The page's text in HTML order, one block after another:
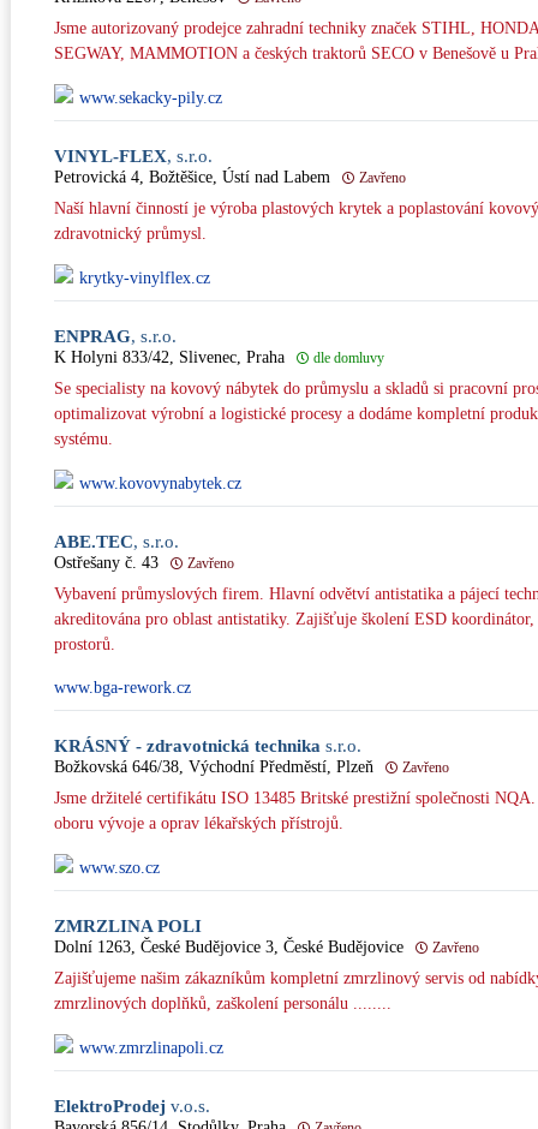
Jsme autorizovaný prodejce zahradní techniky značek STIHL,
SEGWAY, MAMMOTION a českých traktorů SECO v Benešově u
www.sekacky-pily.cz
VINYL-FLEX, s.r.o.
Petrovická 4, Božtěšice, Ústí nad Labem Zavřeno
Naší hlavní činností je výroba plastových krytek a poplastování
zdravotnický průmysl.
krytky-vinylflex.cz
ENPRAG, s.r.o.
K Holyni 833/42, Slivenec, Praha dle domluvy
Se specialisty na kovový nábytek do průmyslu a skladů si pracovní
optimalizovat výrobní a logistické procesy a dodáme kompletní
systému.
www.kovovynabytek.cz
ABE.TEC, s.r.o.
Ostřešany č. 43 Zavřeno
Vybavení průmyslových firem. Hlavní odvětví antistatika a pájecí
akreditována pro oblast antistatiky. Zajišťuje školení ESD
prostorů.
www.bga-rework.cz
KRÁSNÝ - zdravotnická technika s.r.o.
Božkovská 646/38, Východní Předměstí, Plzeň Zavřeno
Jsme držitelé certifikátu ISO 13485 Britské prestižní společnosti
oboru vývoje a oprav lékařských přístrojů.
www.szo.cz
ZMRZLINA POLI
Dolní 1263, České Budějovice 3, České Budějovice Zavřeno
Zajišťujeme našim zákazníkům kompletní zmrzlinový servis od
zmrzlinových doplňků, zaškolení personálu ........
www.zmrzlinapoli.cz
ElektroProdej v.o.s.